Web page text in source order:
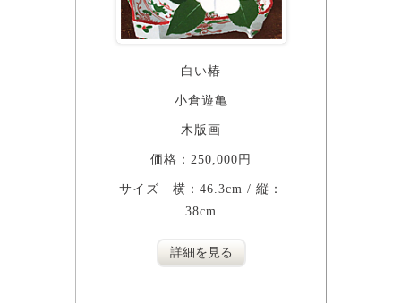
白い椿
小倉遊亀
木版画
価格：250,000円
サイズ 横：46.3cm / 縦：
38cm
詳細を見る